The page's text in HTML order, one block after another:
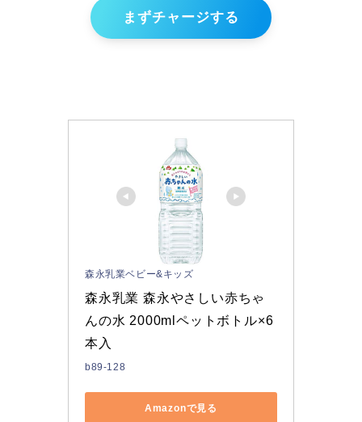
まずチャージする
森永乳業ベビー&キッズ
森永乳業 森永やさしい赤ちゃ
んの水 2000mlペットボトル×6
本入
b89-128
Amazonで見る